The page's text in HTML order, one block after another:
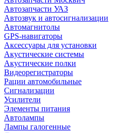
Автозапчасти УАЗ
Автозвук и автосигнализации
Автомагнитолы
GPS-навигаторы
Аксессуары для установки
Акустические системы
Акустические полки
Видеорегистраторы
Рации автомобильные
Сигнализации
Усилители
Элементы питания
Автолампы
Лампы галогенные